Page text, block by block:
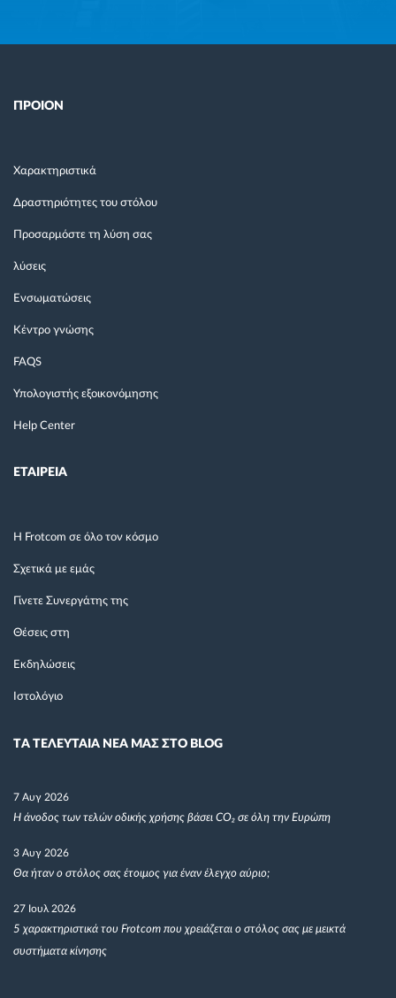
ΠΡΟΙΟΝ
Χαρακτηριστικά
Δραστηριότητες του στόλου
Προσαρμόστε τη λύση σας
λύσεις
Ενσωματώσεις
Κέντρο γνώσης
FAQS
Υπολογιστής εξοικονόμησης
Help Center
ΕΤΑΙΡΕΙΑ
Η Frotcom σε όλο τον κόσμο
Σχετικά με εμάς
Γίνετε Συνεργάτης της
Θέσεις στη
Εκδηλώσεις
Ιστολόγιο
TΑ ΤΕΛΕΥΤΑΙΑ ΝΕΑ ΜΑΣ ΣΤΟ BLOG
7 Αυγ 2026
Η άνοδος των τελών οδικής χρήσης βάσει CO₂ σε όλη την Ευρώπη
3 Αυγ 2026
Θα ήταν ο στόλος σας έτοιμος για έναν έλεγχο αύριο;
27 Ιουλ 2026
5 χαρακτηριστικά του Frotcom που χρειάζεται ο στόλος σας με μεικτά
συστήματα κίνησης